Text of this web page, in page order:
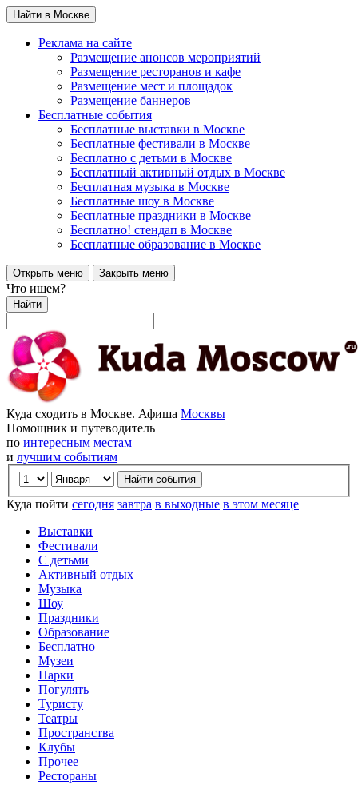
Найти в Москве
Реклама на сайте
Размещение анонсов мероприятий
Размещение ресторанов и кафе
Размещение мест и площадок
Размещение баннеров
Бесплатные события
Бесплатные выставки в Москве
Бесплатные фестивали в Москве
Бесплатно с детьми в Москве
Бесплатный активный отдых в Москве
Бесплатная музыка в Москве
Бесплатные шоу в Москве
Бесплатные праздники в Москве
Бесплатно! стендап в Москве
Бесплатные образование в Москве
Открыть меню Закрыть меню
Что ищем?
Найти
Куда сходить в Москве. Афиша Москвы
Помощник и путеводитель
по интересным местам
и лучшим событиям
Куда пойти сегодня завтра в выходные в этом месяце
Выставки
Фестивали
С детьми
Активный отдых
Музыка
Шоу
Праздники
Образование
Бесплатно
Музеи
Парки
Погулять
Туристу
Театры
Пространства
Клубы
Прочее
Рестораны